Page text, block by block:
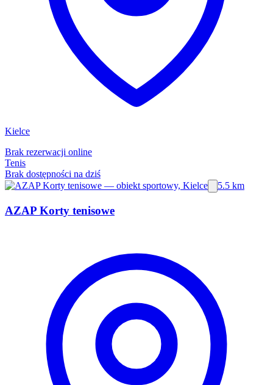
Kielce
Brak rezerwacji online
Tenis
Brak dostępności na dziś
5.5 km
AZAP Korty tenisowe